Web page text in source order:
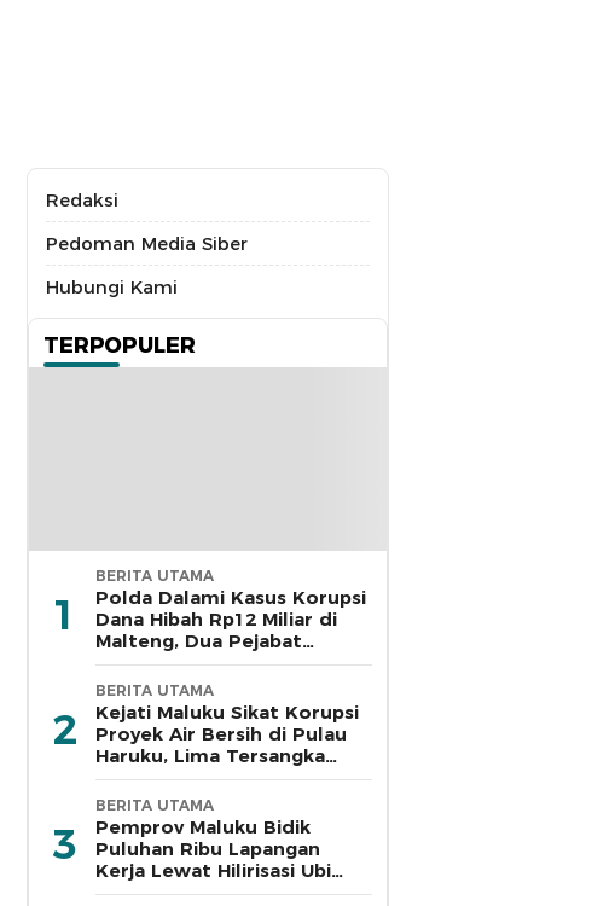
Redaksi
Pedoman Media Siber
Hubungi Kami
TERPOPULER
1
BERITA UTAMA
Polda Dalami Kasus Korupsi
Dana Hibah Rp12 Miliar di
Malteng, Dua Pejabat
Pemkab Diperiksa
2
BERITA UTAMA
Kejati Maluku Sikat Korupsi
Proyek Air Bersih di Pulau
Haruku, Lima Tersangka
Ditahan
3
BERITA UTAMA
Pemprov Maluku Bidik
Puluhan Ribu Lapangan
Kerja Lewat Hilirisasi Ubi
Kayu di Bursel